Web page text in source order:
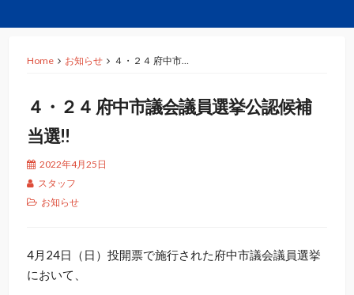
Home お知らせ ４・２４ 府中市…
４・２４ 府中市議会議員選挙公認候補
当選!!
2022年4月25日
スタッフ
お知らせ
4月24日（日）投開票で施行された府中市議会議員選挙
において、